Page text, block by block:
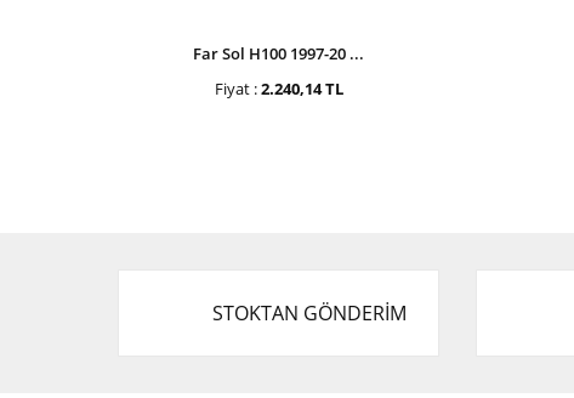
Far Sol H100 1997-20 ...
Fiyat :2.240,14 TL
STOKTAN GÖNDERİM